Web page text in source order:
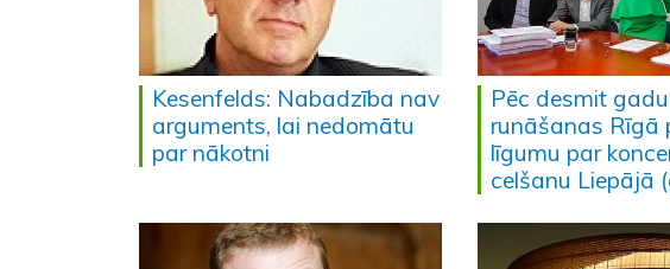
Kesenfelds: Nabadzība nav
arguments, lai nedomātu
par nākotni
Pēc desmit gadu
runāšanas Rīgā
līgumu par
celšanu Liepājā